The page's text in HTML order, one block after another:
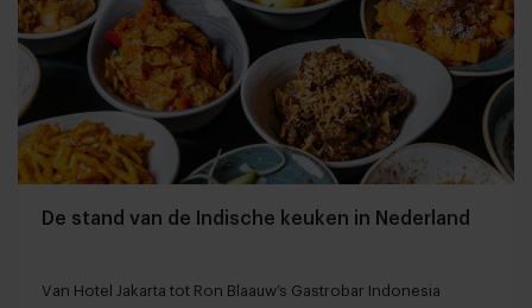
De stand van de Indische keuken in Nederland
Van Hotel Jakarta tot Ron Blaauw’s Gastrobar Indonesia